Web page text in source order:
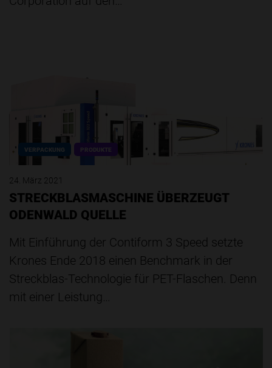
VERPACKUNG PRODUKTE
24. März 2021
STRECKBLASMASCHINE ÜBERZEUGT
ODENWALD QUELLE
Mit Einführung der Contiform 3 Speed setzte
Krones Ende 2018 einen Benchmark in der
Streckblas-Technologie für PET-Flaschen. Denn
mit einer Leistung…